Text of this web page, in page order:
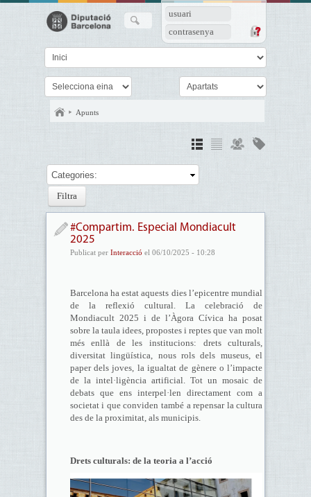
usuari
contrasenya
Apunts
Categories:
#Compartim. Especial Mondiacult
2025
Publicat per Interacció el 06/10/2025 - 10:28
Barcelona ha estat aquests dies l’epicentre mundial
de la reflexió cultural. La celebració de
Mondiacult 2025 i de l’Àgora Cívica ha posat
sobre la taula idees, propostes i reptes que van molt
més enllà de les institucions: drets culturals,
diversitat lingüística, nous rols dels museus, el
paper dels joves, la igualtat de gènere o l’impacte
de la intel·ligència artificial. Tot un mosaic de
debats que ens interpel·len directament com a
societat i que conviden també a repensar la cultura
des de la proximitat, als municipis.
Drets culturals: de la teoria a l’acció